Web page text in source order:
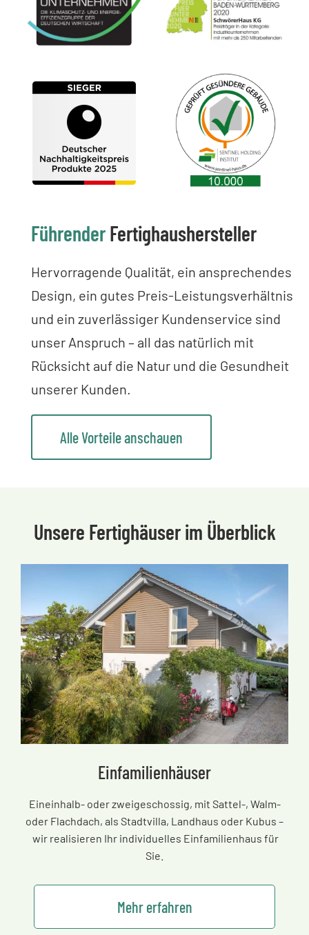
FührenderFertighaushersteller
Hervorragende Qualität, ein ansprechendes
Design, ein gutes Preis-Leistungsverhältnis
und ein zuverlässiger Kundenservice sind
unser Anspruch – all das natürlich mit
Rücksicht auf die Natur und die Gesundheit
unserer Kunden.
Alle Vorteile anschauen
Unsere Fertighäuser im Überblick
Einfamilienhäuser
Eineinhalb- oder zweigeschossig, mit Sattel-, Walm-
oder Flachdach, als Stadtvilla, Landhaus oder Kubus –
wir realisieren Ihr individuelles Einfamilienhaus für
Sie.
Mehr erfahren